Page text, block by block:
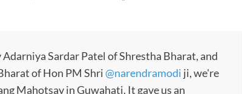
Sardar Patel of Shrestha Bharat, and
of Hon PM Shri@narendramodi ji, we're
Mahotsav in Guwahati. It gave us an